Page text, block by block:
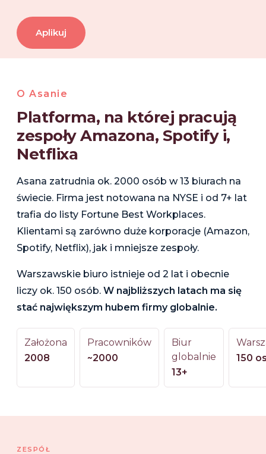
Aplikuj
O Asanie
Platforma, na której pracują
zespoły Amazona, Spotify i,
Netflixa
Asana zatrudnia ok. 2000 osób w 13 biurach na
świecie. Firma jest notowana na NYSE i od 7+ lat
trafia do listy Fortune Best Workplaces.
Klientami są zarówno duże korporacje (Amazon,
Spotify, Netflix), jak i mniejsze zespoły.
Warszawskie biuro istnieje od 2 lat i obecnie
liczy ok. 150 osób. W najbliższych latach ma się
stać największym hubem firmy globalnie.
Założona
2008
Pracowników
~2000
Biur
globalnie
13+
150
ZESPÓŁ